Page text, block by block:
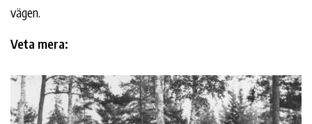
vägen.
Veta mera: